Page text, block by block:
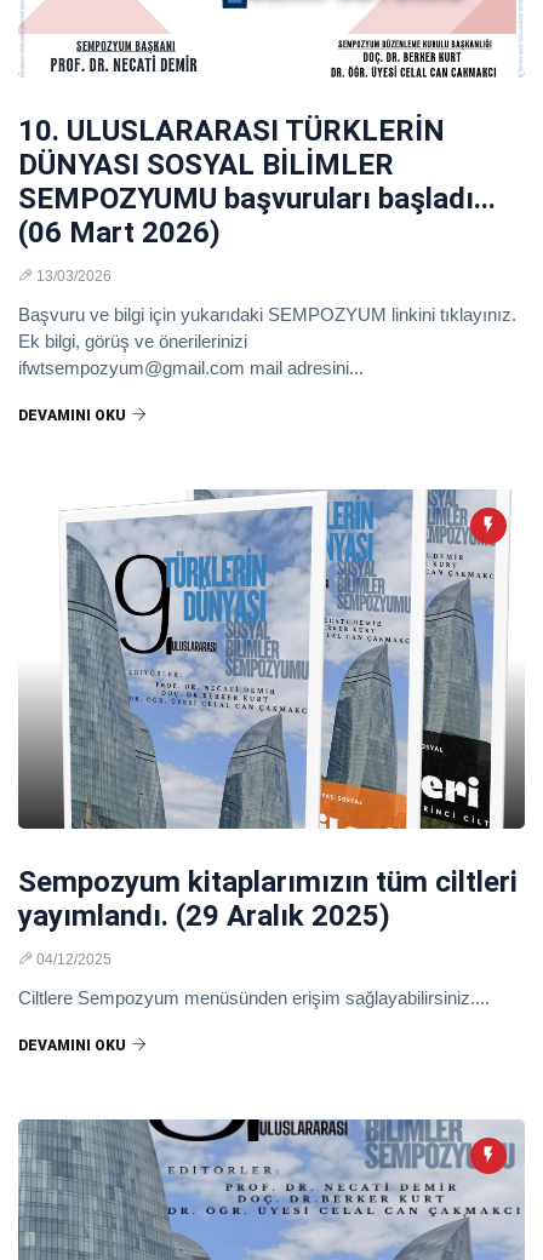
10. ULUSLARARASI TÜRKLERİN
DÜNYASI SOSYAL BİLİMLER
SEMPOZYUMU başvuruları başladı...
(06 Mart 2026)
13/03/2026
Başvuru ve bilgi için yukarıdaki SEMPOZYUM linkini tıklayınız.
Ek bilgi, görüş ve önerilerinizi
ifwtsempozyum@gmail.com mail adresini...
DEVAMINI OKU
Sempozyum kitaplarımızın tüm ciltleri
yayımlandı. (29 Aralık 2025)
04/12/2025
Ciltlere Sempozyum menüsünden erişim sağlayabilirsiniz....
DEVAMINI OKU